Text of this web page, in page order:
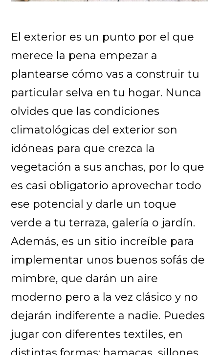
El exterior es un punto por el que
merece la pena empezar a
plantearse cómo vas a construir tu
particular selva en tu hogar. Nunca
olvides que las condiciones
climatológicas del exterior son
idóneas para que crezca la
vegetación a sus anchas, por lo que
es casi obligatorio aprovechar todo
ese potencial y darle un toque
verde a tu terraza, galería o jardín.
Además, es un sitio increíble para
implementar unos buenos sofás de
mimbre, que darán un aire
moderno pero a la vez clásico y no
dejarán indiferente a nadie. Puedes
jugar con diferentes textiles, en